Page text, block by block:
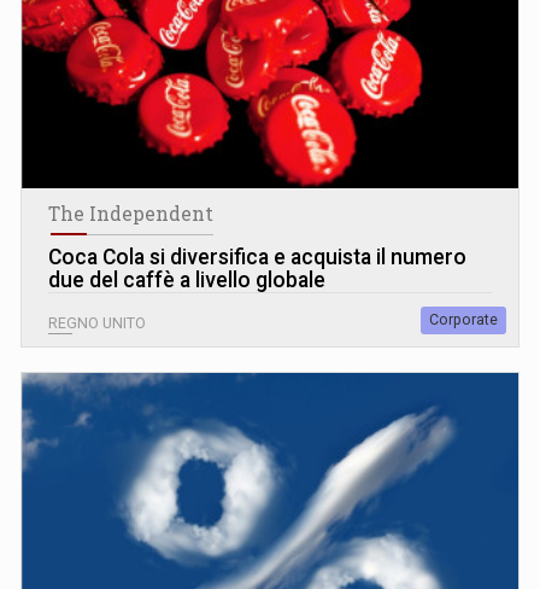
The Independent
Coca Cola si diversifica e acquista il numero
due del caffè a livello globale
REGNO UNITO Corporate